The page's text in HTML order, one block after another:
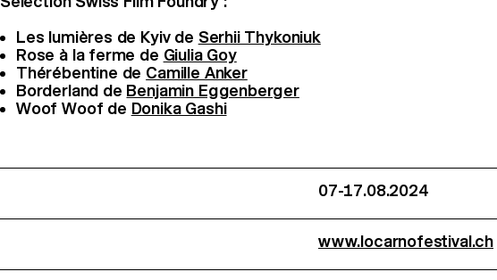
Les lumières de Kyiv de Serhii Thykoniuk
Rose à la ferme de Giulia Goy
Thérébentine de Camille Anker
Borderland de Benjamin Eggenberger
Woof Woof de Donika Gashi
07-17.08.2024
www.locarnofestival.ch